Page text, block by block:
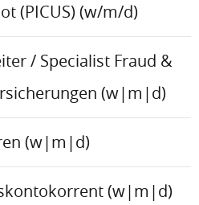
(PICUS) (w/m/d)
/ Specialist Fraud &
(w|m|d)
(w|m|d)
(w|m|d)